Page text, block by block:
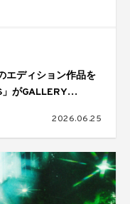
エディション作品を
がGALLERY
2026.06.25